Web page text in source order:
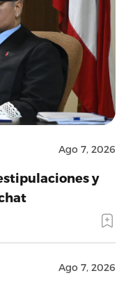
Ago 7, 2026
y
Ago 7, 2026